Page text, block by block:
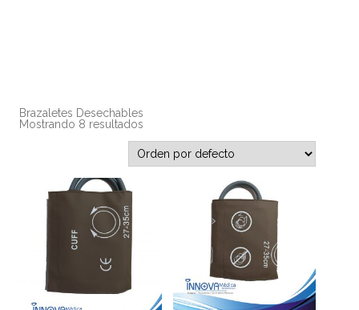
Brazaletes Desechables
Mostrando 8 resultados